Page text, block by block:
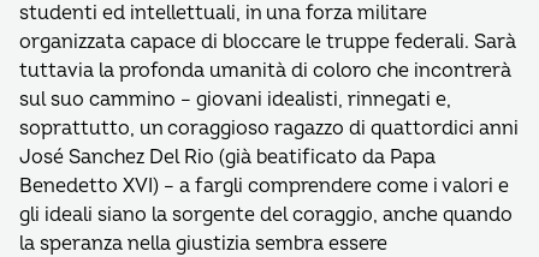
studenti ed intellettuali, in una forza militare
organizzata capace di bloccare le truppe federali. Sarà
tuttavia la profonda umanità di coloro che incontrerà
sul suo cammino – giovani idealisti, rinnegati e,
soprattutto, un coraggioso ragazzo di quattordici anni
José Sanchez Del Rio (già beatificato da Papa
Benedetto XVI) – a fargli comprendere come i valori e
gli ideali siano la sorgente del coraggio, anche quando
la speranza nella giustizia sembra essere